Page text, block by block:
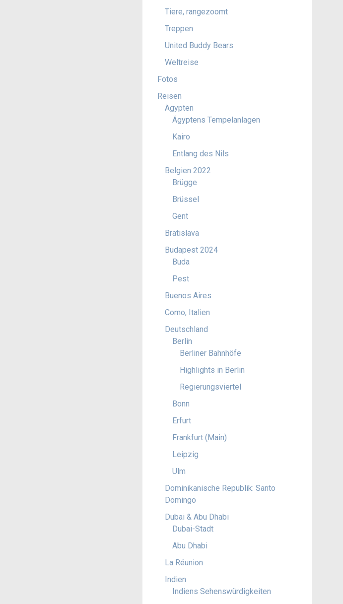
Tiere, rangezoomt
Treppen
United Buddy Bears
Weltreise
Fotos
Reisen
Ägypten
Ägyptens Tempelanlagen
Kairo
Entlang des Nils
Belgien 2022
Brügge
Brüssel
Gent
Bratislava
Budapest 2024
Buda
Pest
Buenos Aires
Como, Italien
Deutschland
Berlin
Berliner Bahnhöfe
Highlights in Berlin
Regierungsviertel
Bonn
Erfurt
Frankfurt (Main)
Leipzig
Ulm
Dominikanische Republik: Santo
Domingo
Dubai & Abu Dhabi
Dubai-Stadt
Abu Dhabi
La Réunion
Indien
Indiens Sehenswürdigkeiten